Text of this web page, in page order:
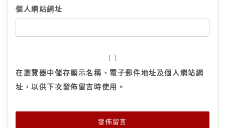
個人網站網址
在瀏覽器中儲存顯示名稱、電子郵件地址及個人網站網
址，以供下次發佈留言時使用。